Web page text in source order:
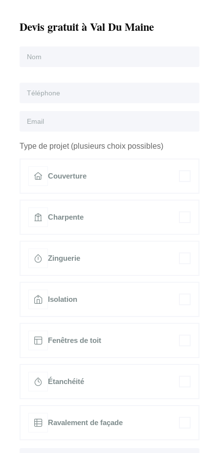
Devis gratuit à Val Du Maine
Type de projet (plusieurs choix possibles)
Couverture
Charpente
Zinguerie
Isolation
Fenêtres de toit
Étanchéité
Ravalement de façade